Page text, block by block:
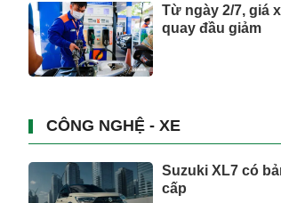
Từ ngày 2/7, giá
quay đầu giảm
CÔNG NGHỆ - XE
Suzuki XL7 có
cấp